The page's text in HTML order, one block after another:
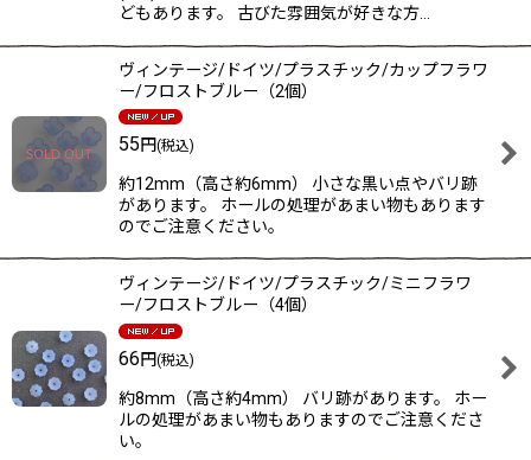
どもあります。 古びた雰囲気が好きな方…
ヴィンテージ/ドイツ/プラスチック/カップフラワ
ー/フロストブルー（2個）
55円(税込)
約12mm（高さ約6mm） 小さな黒い点やバリ跡
があります。 ホールの処理があまい物もあります
のでご注意ください。
ヴィンテージ/ドイツ/プラスチック/ミニフラワ
ー/フロストブルー（4個）
66円(税込)
約8mm（高さ約4mm） バリ跡があります。 ホー
ルの処理があまい物もありますのでご注意くださ
い。